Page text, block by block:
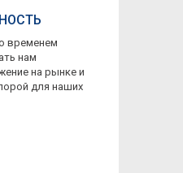
временем
нам
на рынке и
для наших